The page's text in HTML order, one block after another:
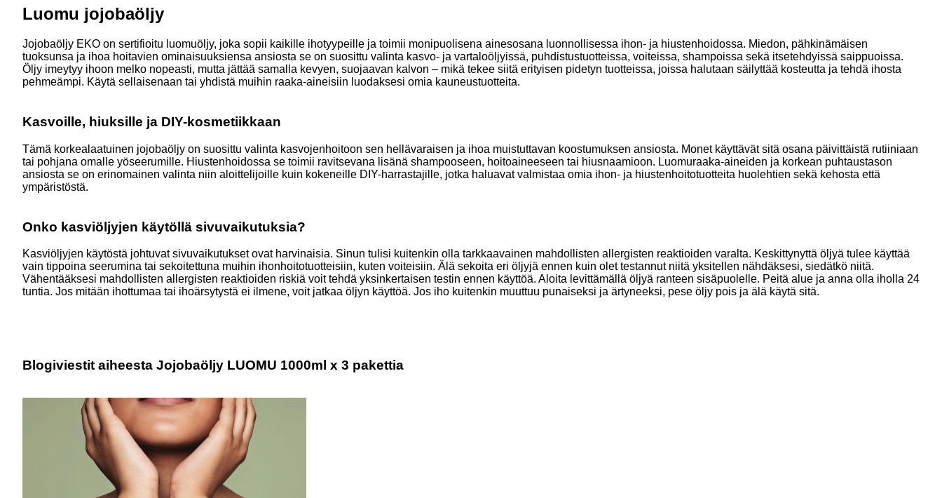
Luomu jojobaöljy
Jojobaöljy EKO on sertifioitu luomuöljy, joka sopii kaikille ihotyypeille ja toimii monipuolisena ainesosana luonnollisessa ihon- ja hiustenhoidossa. Miedon, pähkinämäisen
tuoksunsa ja ihoa hoitavien ominaisuuksiensa ansiosta se on suosittu valinta kasvo- ja vartaloöljyissä, puhdistustuotteissa, voiteissa, shampoissa sekä itsetehdyissä saippuoissa.
Öljy imeytyy ihoon melko nopeasti, mutta jättää samalla kevyen, suojaavan kalvon – mikä tekee siitä erityisen pidetyn tuotteissa, joissa halutaan säilyttää kosteutta ja tehdä ihosta
pehmeämpi. Käytä sellaisenaan tai yhdistä muihin raaka-aineisiin luodaksesi omia kauneustuotteita.
Kasvoille, hiuksille ja DIY-kosmetiikkaan
Tämä korkealaatuinen jojobaöljy on suosittu valinta kasvojenhoitoon sen hellävaraisen ja ihoa muistuttavan koostumuksen ansiosta. Monet käyttävät sitä osana päivittäistä rutiiniaan
tai pohjana omalle yöseerumille. Hiustenhoidossa se toimii ravitsevana lisänä shampooseen, hoitoaineeseen tai hiusnaamioon. Luomuraaka-aineiden ja korkean puhtaustason
ansiosta se on erinomainen valinta niin aloittelijoille kuin kokeneille DIY-harrastajille, jotka haluavat valmistaa omia ihon- ja hiustenhoitotuotteita huolehtien sekä kehosta että
ympäristöstä.
Onko kasviöljyjen käytöllä sivuvaikutuksia?
Kasviöljyjen käytöstä johtuvat sivuvaikutukset ovat harvinaisia. Sinun tulisi kuitenkin olla tarkkaavainen mahdollisten allergisten reaktioiden varalta. Keskittynyttä öljyä tulee käyttää
vain tippoina seerumina tai sekoitettuna muihin ihonhoitotuotteisiin, kuten voiteisiin. Älä sekoita eri öljyjä ennen kuin olet testannut niitä yksitellen nähdäksesi, siedätkö niitä.
Vähentääksesi mahdollisten allergisten reaktioiden riskiä voit tehdä yksinkertaisen testin ennen käyttöä. Aloita levittämällä öljyä ranteen sisäpuolelle. Peitä alue ja anna olla iholla 24
tuntia. Jos mitään ihottumaa tai ihoärsytystä ei ilmene, voit jatkaa öljyn käyttöä. Jos iho kuitenkin muuttuu punaiseksi ja ärtyneeksi, pese öljy pois ja älä käytä sitä.
Blogiviestit aiheesta Jojobaöljy LUOMU 1000ml x 3 pakettia